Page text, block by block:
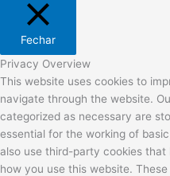
Fechar
Privacy Overview
This website uses cookies to
navigate through the website.
categorized as necessary are
essential for the working of
also use third-party cookies that
how you use this website.